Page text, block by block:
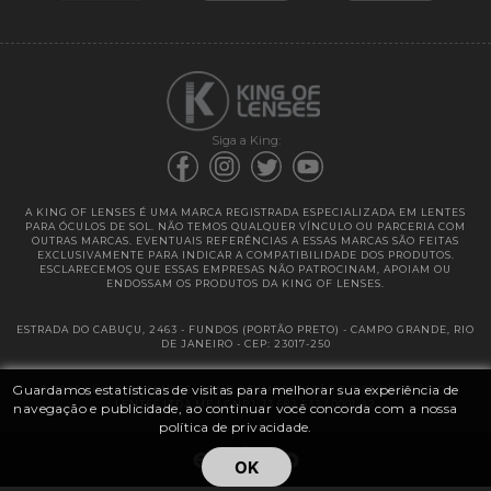
Guardamos estatísticas de visitas para melhorar sua experiência de
navegação e publicidade, ao continuar você concorda com a nossa
política de privacidade.
OK
Siga a King:
A KING OF LENSES É UMA MARCA REGISTRADA ESPECIALIZADA EM LENTES
PARA ÓCULOS DE SOL. NÃO TEMOS QUALQUER VÍNCULO OU PARCERIA COM
OUTRAS MARCAS. EVENTUAIS REFERÊNCIAS A ESSAS MARCAS SÃO FEITAS
EXCLUSIVAMENTE PARA INDICAR A COMPATIBILIDADE DOS PRODUTOS.
ESCLARECEMOS QUE ESSAS EMPRESAS NÃO PATROCINAM, APOIAM OU
ENDOSSAM OS PRODUTOS DA KING OF LENSES.
ESTRADA DO CABUÇU, 2463 - FUNDOS (PORTÃO PRETO) - CAMPO GRANDE, RIO
DE JANEIRO - CEP: 23017-250
@ 2025 | KING OF LENSES - KING OF IMPORTAÇÃO E DISTRIBUIÇÃO DE
LENTES LTDA ME | CNPJ: 13.682.533 / 0001-42